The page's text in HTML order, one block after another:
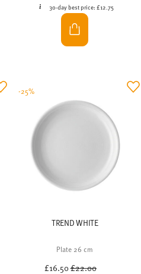
30-day best price: £12.75
TREND WHITE
Plate 26 cm
£16.50Price reduced from
£22.00
-25%